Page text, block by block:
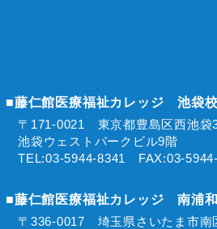
■藤仁館医療福祉カレッジ 池袋校
〒171-0021 東京都豊島区西池
池袋ウェストパークビル9階
TEL:03-5944-8341 FAX:03-
■藤仁館医療福祉カレッジ 南浦
〒336-0017 埼玉県さいたま市